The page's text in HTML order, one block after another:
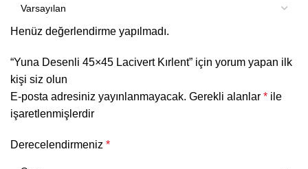
Henüz değerlendirme yapılmadı.
“Yuna Desenli 45×45 Lacivert Kırlent” için yorum yapan ilk
kişi siz olun
E-posta adresiniz yayınlanmayacak. Gerekli alanlar * ile
işaretlenmişlerdir
Derecelendirmeniz *